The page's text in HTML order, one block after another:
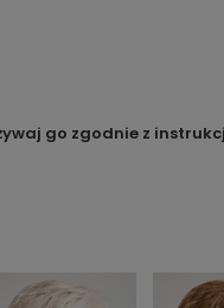
go zgodnie z